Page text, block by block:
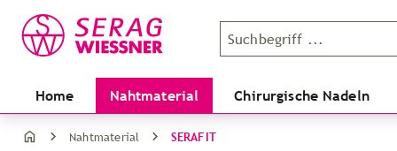
Home Nahtmaterial Chirurgische Nadeln
Nahtmaterial SERAFIT